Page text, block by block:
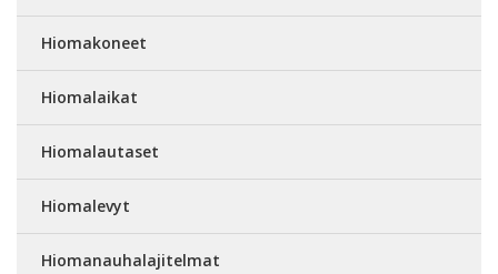
Hiomakoneet
Hiomalaikat
Hiomalautaset
Hiomalevyt
Hiomanauhalajitelmat